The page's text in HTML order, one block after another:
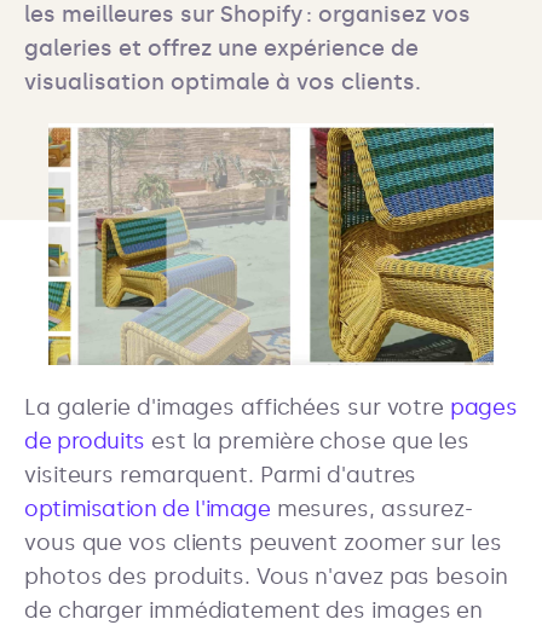
les meilleures sur Shopify : organisez vos
galeries et offrez une expérience de
visualisation optimale à vos clients.
La galerie d'images affichées sur votre pages
de produits est la première chose que les
visiteurs remarquent. Parmi d'autres
optimisation de l'image mesures, assurez-
vous que vos clients peuvent zoomer sur les
photos des produits. Vous n'avez pas besoin
de charger immédiatement des images en